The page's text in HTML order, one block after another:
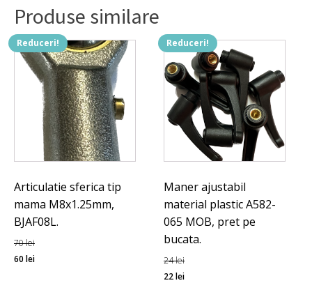
Produse similare
Reduceri!
Articulatie sferica tip
mama M8x1.25mm,
BJAF08L.
70lei
Prețul
60 leiPrețul
Reduceri!
Maner ajustabil
material plastic A582-
065 MOB, pret pe
bucata.
24lei
Prețul
22leiPrețul